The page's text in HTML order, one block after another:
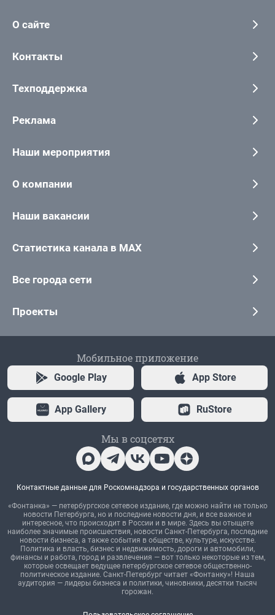
О сайте
Контакты
Техподдержка
Реклама
Наши мероприятия
О компании
Наши вакансии
Статистика канала в MAX
Все города сети
Проекты
Мобильное приложение
Google Play App Store
App Gallery RuStore
Мы в соцсетях
Контактные данные для Роскомнадзора и государственных органов
«Фонтанка» — петербургское сетевое издание, где можно найти не только
новости Петербурга, но и последние новости дня, и все важное и
интересное, что происходит в России и в мире. Здесь вы отыщете
наиболее значимые происшествия, новости Санкт-Петербурга, последние
новости бизнеса, а также события в обществе, культуре, искусстве.
Политика и власть, бизнес и недвижимость, дороги и автомобили,
финансы и работа, город и развлечения — вот только некоторые из тем,
которые освещает ведущее петербургское сетевое общественно-
политическое издание. Санкт-Петербург читает «Фонтанку»! Наша
аудитория — лидеры бизнеса и политики, чиновники, десятки тысяч
горожан.